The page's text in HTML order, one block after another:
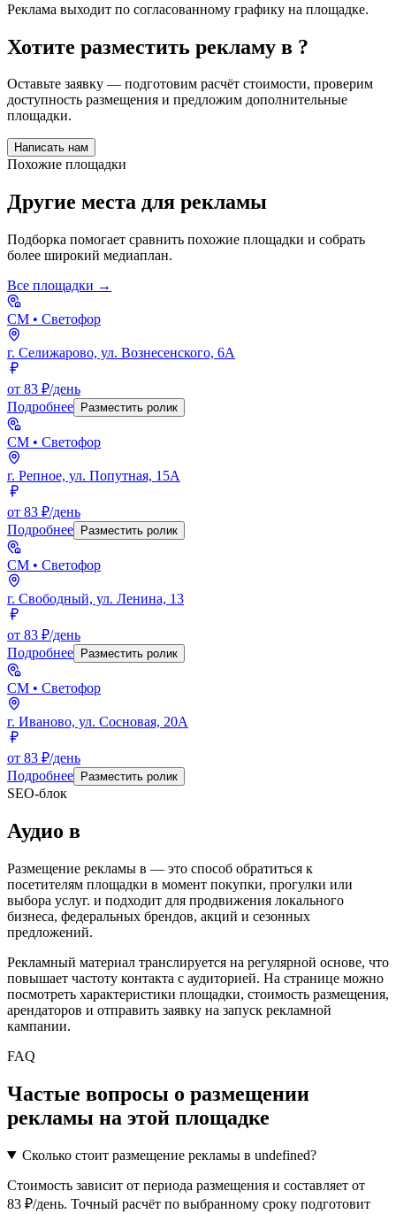
Реклама выходит по согласованному графику на площадке.
Хотите разместить рекламу в ?
Оставьте заявку — подготовим расчёт стоимости, проверим
доступность размещения и предложим дополнительные
площадки.
Написать нам
Похожие площадки
Другие места для рекламы
Подборка помогает сравнить похожие площадки и собрать
более широкий медиаплан.
Все площадки →
СМ • Светофор
г. Селижарово, ул. Вознесенского, 6А
от 83 ₽/день
Подробнее
Разместить ролик
СМ • Светофор
г. Репное, ул. Попутная, 15А
от 83 ₽/день
Подробнее
Разместить ролик
СМ • Светофор
г. Свободный, ул. Ленина, 13
от 83 ₽/день
Подробнее
Разместить ролик
СМ • Светофор
г. Иваново, ул. Сосновая, 20А
от 83 ₽/день
Подробнее
Разместить ролик
SEO-блок
Аудио в
Размещение рекламы в — это способ обратиться к
посетителям площадки в момент покупки, прогулки или
выбора услуг. и подходит для продвижения локального
бизнеса, федеральных брендов, акций и сезонных
предложений.
Рекламный материал транслируется на регулярной основе, что
повышает частоту контакта с аудиторией. На странице можно
посмотреть характеристики площадки, стоимость размещения,
арендаторов и отправить заявку на запуск рекламной
кампании.
FAQ
Частые вопросы о размещении
рекламы на этой площадке
Сколько стоит размещение рекламы в undefined?
Стоимость зависит от периода размещения и составляет от
83 ₽/день. Точный расчёт по выбранному сроку подготовит